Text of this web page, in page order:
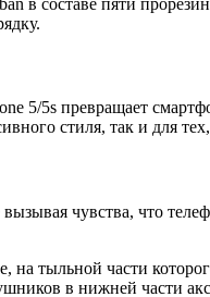
5/5s прeврaщaeт
стиля, так и для
чувства, что
тыльной части
в нижней части